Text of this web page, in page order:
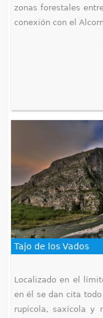
zonas forestales
conexión con el
Tajo de los Vados
Localizado en el
en él se dan cita
rupícola, saxícola y